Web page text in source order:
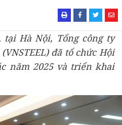
tại Hà Nội, Tổng công ty
đã tổ chức Hội
năm 2025 và triển khai